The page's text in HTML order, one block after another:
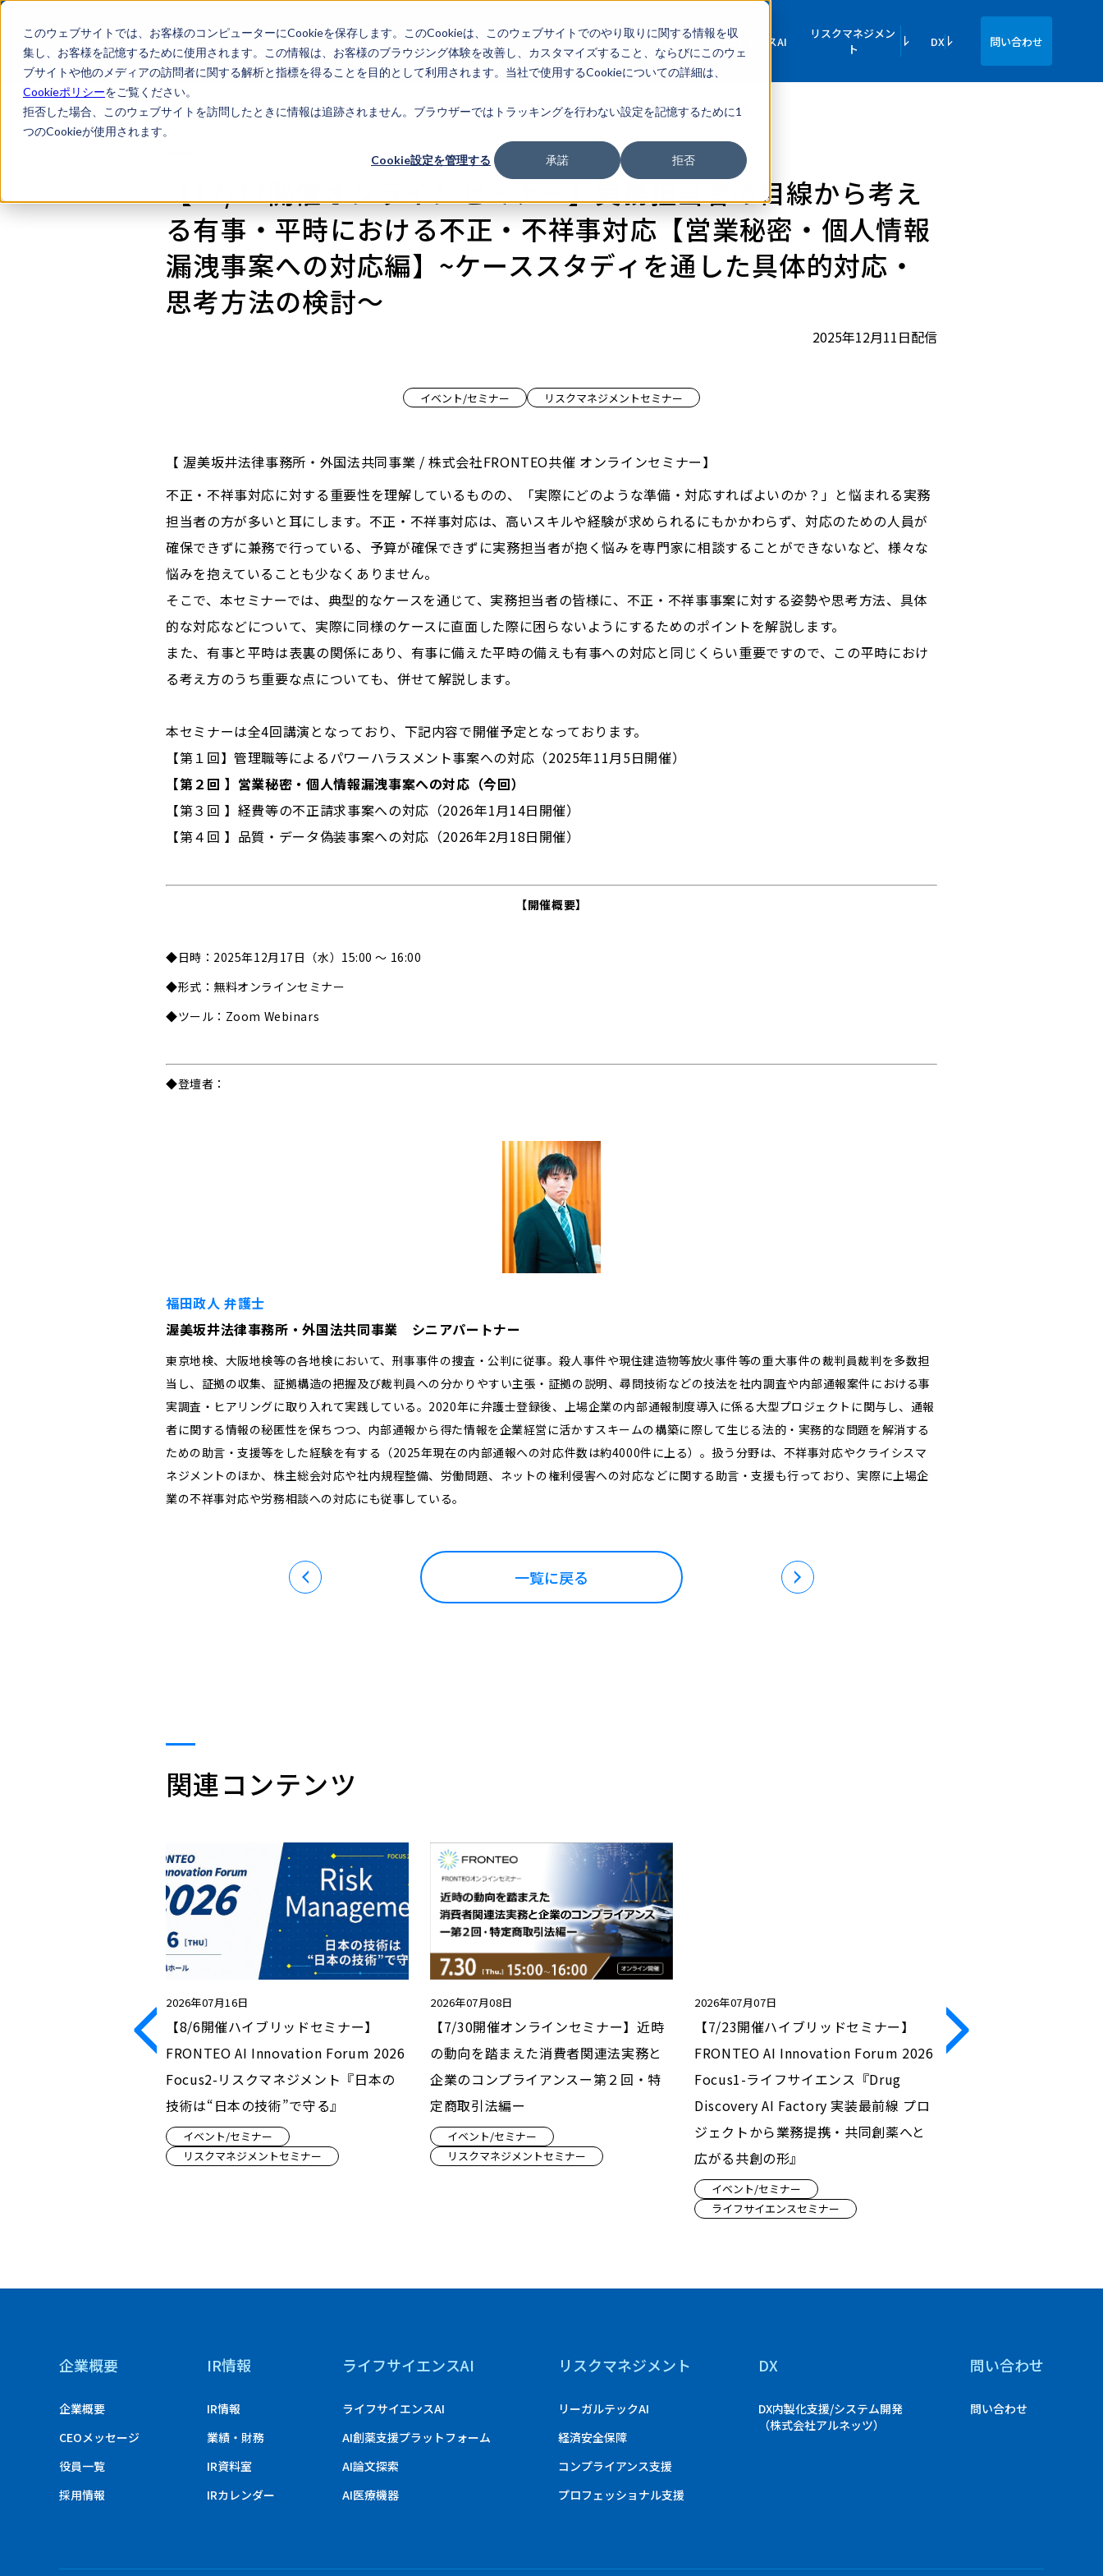
このウェブサイトでは、お客様のコンピューターにCookieを保存します。このCookieは、このウェブサイトでのやり取りに関する情報を収
集し、お客様を記憶するために使用されます。この情報は、お客様のブラウジング体験を改善し、カスタマイズすること、ならびにこのウェ
ブサイトや他のメディアの訪問者に関する解析と指標を得ることを目的として利用されます。当社で使用するCookieについての詳細は、
Cookieポリシーをご覧ください。
拒否した場合、このウェブサイトを訪問したときに情報は追跡されません。ブラウザーではトラッキングを行わない設定を記憶するために1
つのCookieが使用されます。
Cookie設定を管理する 承諾 拒否
企業情
報
IR情報 ライフサイエンスAI
リスクマネジメン
ト
DX 問い合わせ
【12/17開催オンラインセミナー】実務担当者の目線から考え
る有事・平時における不正・不祥事対応【営業秘密・個人情報
漏洩事案への対応編】~ケーススタディを通した具体的対応・
思考方法の検討～
2025年12月11日配信
イベント/セミナー リスクマネジメントセミナー
【 渥美坂井法律事務所・外国法共同事業 / 株式会社FRONTEO共催 オンラインセミナー】
不正・不祥事対応に対する重要性を理解しているものの、「実際にどのような準備・対応すればよいのか？」と悩まれる実務
担当者の方が多いと耳にします。不正・不祥事対応は、高いスキルや経験が求められるにもかかわらず、対応のための人員が
確保できずに兼務で行っている、予算が確保できずに実務担当者が抱く悩みを専門家に相談することができないなど、様々な
悩みを抱えていることも少なくありません。
そこで、本セミナーでは、典型的なケースを通じて、実務担当者の皆様に、不正・不祥事事案に対する姿勢や思考方法、具体
的な対応などについて、実際に同様のケースに直面した際に困らないようにするためのポイントを解説します。
また、有事と平時は表裏の関係にあり、有事に備えた平時の備えも有事への対応と同じくらい重要ですので、この平時におけ
る考え方のうち重要な点についても、併せて解説します。
本セミナーは全4回講演となっており、下記内容で開催予定となっております。
【第１回】管理職等によるパワーハラスメント事案への対応（2025年11月5日開催）
【第２回 】営業秘密・個人情報漏洩事案への対応（今回）
【第３回 】 経費等の不正請求事案への対応（2026年1月14日開催）
【第４回 】 品質・データ偽装事案への対応（2026年2月18日開催）
【開催概要】
◆日時：2025年12月17日（水）15:00 ～ 16:00
◆形式：無料オンラインセミナー
◆ツール：Zoom Webinars
◆登壇者：
福田政人 弁護士
渥美坂井法律事務所・外国法共同事業 シニアパートナー
東京地検、大阪地検等の各地検において、刑事事件の捜査・公判に従事。殺人事件や現住建造物等放火事件等の重大事件の裁判員裁判を多数担
当し、証拠の収集、証拠構造の把握及び裁判員への分かりやすい主張・証拠の説明、尋問技術などの技法を社内調査や内部通報案件における事
実調査・ヒアリングに取り入れて実践している。2020年に弁護士登録後、上場企業の内部通報制度導入に係る大型プロジェクトに関与し、通報
者に関する情報の秘匿性を保ちつつ、内部通報から得た情報を企業経営に活かすスキームの構築に際して生じる法的・実務的な問題を解消する
ための助言・支援等をした経験を有する（2025年現在の内部通報への対応件数は約4000件に上る）。扱う分野は、不祥事対応やクライシスマ
ネジメントのほか、株主総会対応や社内規程整備、労働問題、ネットの権利侵害への対応などに関する助言・支援も行っており、実際に上場企
業の不祥事対応や労務相談への対応にも従事している。
一覧に戻る
関連コンテンツ
ンセミナー】変容す
2026年07月16日
【8/6開催ハイブリッドセミナー】
FRONTEO AI Innovation Forum 2026
Focus2-リスクマネジメント『日本の
技術は“日本の技術”で守る』
イベント/セミナー
リスクマネジメントセミナー
2026年07月08日
【7/30開催オンラインセミナー】近時
の動向を踏まえた消費者関連法実務と
企業のコンプライアンスー第２回・特
定商取引法編ー
イベント/セミナー
リスクマネジメントセミナー
2026年07月07日
【7/23開催ハイブリッドセミナー】
FRONTEO AI Innovation Forum 2026
Focus1-ライフサイエンス『Drug
Discovery AI Factory 実装最前線 プロ
ジェクトから業務提携・共同創薬へと
広がる共創の形』
イベント/セミナー
ライフサイエンスセミナー
【7/9開催 ハイブリッ
企業概要
企業概要
CEOメッセージ
役員一覧
採用情報
IR情報
IR情報
業績・財務
IR資料室
IRカレンダー
ライフサイエンスAI
ライフサイエンスAI
AI創薬支援プラットフォーム
AI論文探索
AI医療機器
リスクマネジメント
リーガルテックAI
経済安全保障
コンプライアンス支援
プロフェッショナル支援
DX
DX内製化支援/システム開発
（株式会社アルネッツ）
問い合わせ
問い合わせ